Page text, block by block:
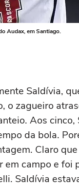
Audax, em Santiago.
Saldívia,
o zagueiro
Aos
da bola.
Claro
campo e foi
Saldívia